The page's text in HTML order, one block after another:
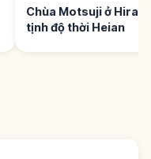
Chùa Motsuji ở
tịnh độ thời Heian